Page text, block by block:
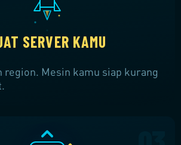
SERVER KAMU
region. Mesin kamu siap kurang